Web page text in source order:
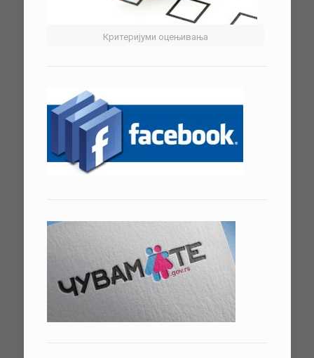
Критеријуми оцењивања